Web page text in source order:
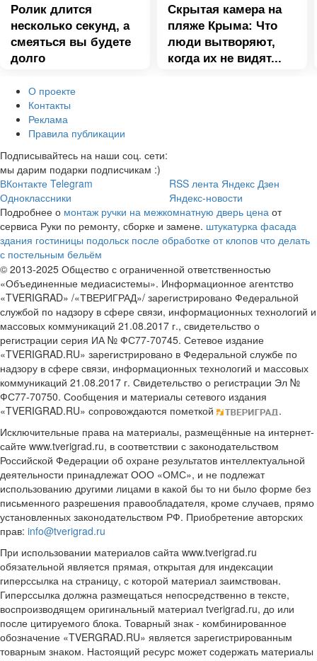
Ролик длится
несколько секунд, а
смеяться вы будете
долго
Скрытая камера на
пляже Крыма: Что
люди вытворяют,
когда их не видят...
О проекте
Контакты
Реклама
Правила публикации
Подписывайтесь на наши соц. сети:
мы дарим подарки подписчикам :)
ВКонтакте Telegram
Одноклассники
RSS лента Яндекс Дзен
Яндекс-новости
Подробнее о монтаж ручки на межкомнатную дверь цена от
сервиса Руки по ремонту, сборке и замене. штукатурка фасада
здания гостиницы подольск после обработке от клопов что делать
с постельным бельём
© 2013-2025 Общество с ограниченной ответственностью
«Объединенные медиасистемы». Информационное агентство
«TVERIGRAD» /«ТВЕРИГРАД»/ зарегистрировано Федеральной
службой по надзору в сфере связи, информационных технологий и
массовых коммуникаций 21.08.2017 г., свидетельство о
регистрации серия ИА № ФС77-70745. Сетевое издание
«TVERIGRAD.RU» зарегистрировано в Федеральной службе по
надзору в сфере связи, информационных технологий и массовых
коммуникаций 21.08.2017 г. Свидетельство о регистрации Эл №
ФС77-70750. Сообщения и материалы сетевого издания
«TVERIGRAD.RU» сопровождаются пометкой
.
Исключительные права на материалы, размещённые на интернет-
сайте www.tverigrad.ru, в соответствии с законодательством
Российской Федерации об охране результатов интеллектуальной
деятельности принадлежат ООО «ОМС», и не подлежат
использованию другими лицами в какой бы то ни было форме без
письменного разрешения правообладателя, кроме случаев, прямо
установленных законодательством РФ. Приобретение авторских
прав: info@tverigrad.ru
При использовании материалов сайта www.tverigrad.ru
обязательной является прямая, открытая для индексации
гиперссылка на страницу, с которой материал заимствован.
Гиперссылка должна размещаться непосредственно в тексте,
воспроизводящем оригинальный материал tverigrad.ru, до или
после цитируемого блока. Товарный знак - комбинированное
обозначение «TVERGRAD.RU» является зарегистрированным
товарным знаком. Настоящий ресурс может содержать материалы